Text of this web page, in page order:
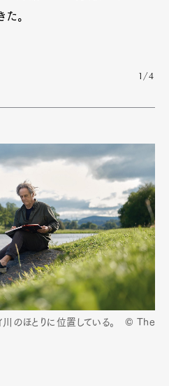
。
1/4
川のほとりに位置している。 © The